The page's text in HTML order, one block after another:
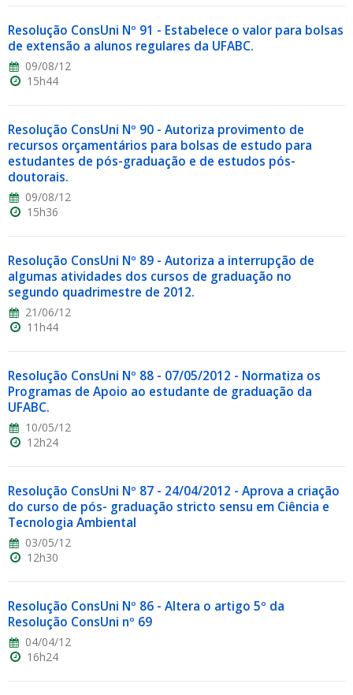
Resolução ConsUni Nº 91 - Estabelece o valor para bolsas
de extensão a alunos regulares da UFABC.
09/08/12
15h44
Resolução ConsUni Nº 90 - Autoriza provimento de
recursos orçamentários para bolsas de estudo para
estudantes de pós-graduação e de estudos pós-
doutorais.
09/08/12
15h36
Resolução ConsUni Nº 89 - Autoriza a interrupção de
algumas atividades dos cursos de graduação no
segundo quadrimestre de 2012.
21/06/12
11h44
Resolução ConsUni Nº 88 - 07/05/2012 - Normatiza os
Programas de Apoio ao estudante de graduação da
UFABC.
10/05/12
12h24
Resolução ConsUni Nº 87 - 24/04/2012 - Aprova a criação
do curso de pós- graduação stricto sensu em Ciência e
Tecnologia Ambiental
03/05/12
12h30
Resolução ConsUni Nº 86 - Altera o artigo 5º da
Resolução ConsUni nº 69
04/04/12
16h24